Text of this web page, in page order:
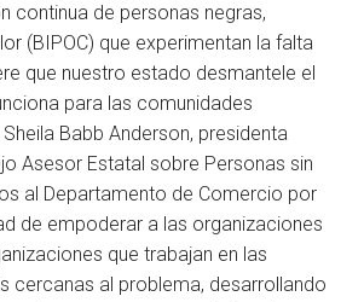
continua de personas negras,
(BIPOC) que experimentan la falta
que nuestro estado desmantele el
para las comunidades
Babb Anderson, presidenta
Asesor Estatal sobre Personas sin
al Departamento de Comercio por
de empoderar a las organizaciones
que trabajan en las
cercanas al problema, desarrollando